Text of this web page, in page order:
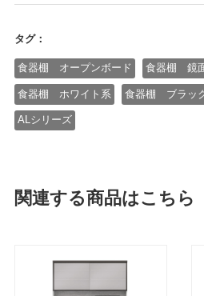
タグ：
食器棚 オープンボード 食器棚 鏡
食器棚 ホワイト系 食器棚 ブラッ
ALシリーズ
関連する商品はこちら